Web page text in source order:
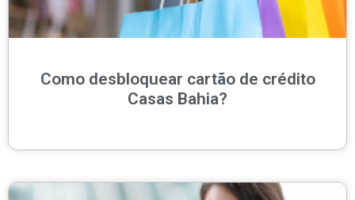
Como desbloquear cartão de crédito
Casas Bahia?